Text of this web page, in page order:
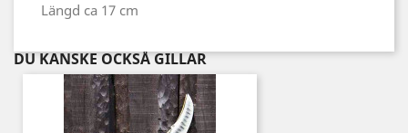
Längd ca 17 cm
DU KANSKE OCKSÅ GILLAR